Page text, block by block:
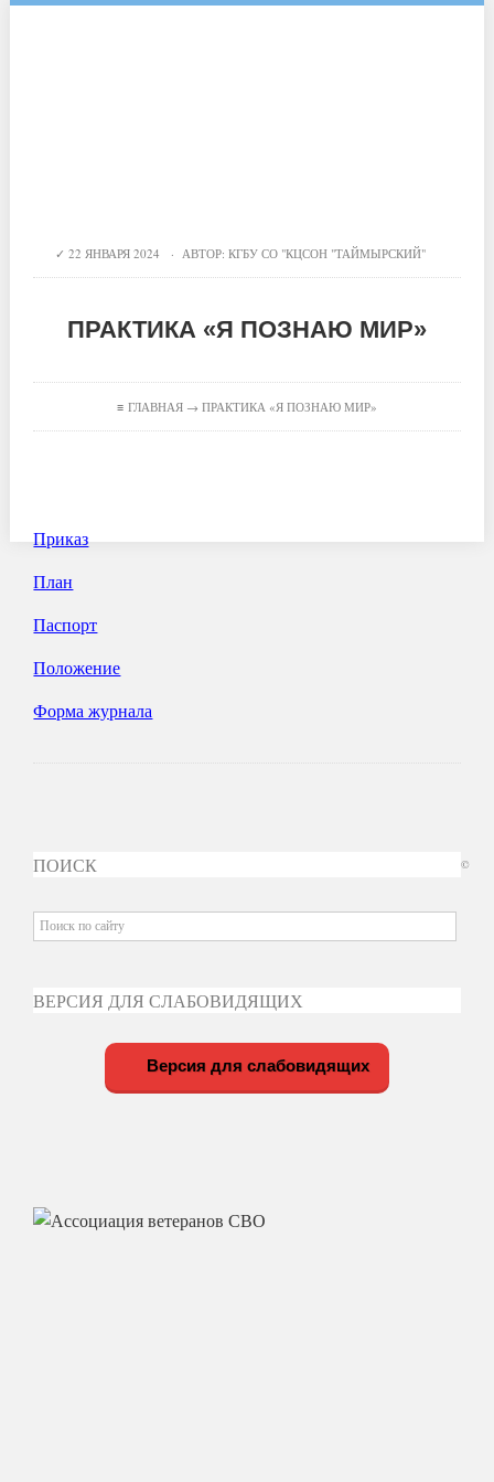
22 ЯНВАРЯ 2024 · АВТОР:КГБУ СО "КЦСОН "ТАЙМЫРСКИЙ"
ПРАКТИКА «Я ПОЗНАЮ МИР»
≡ ГЛАВНАЯ→ ПРАКТИКА «Я ПОЗНАЮ МИР»
Приказ
План
Паспорт
Положение
Форма журнала
ПОИСК
ВЕРСИЯ ДЛЯ СЛАБОВИДЯЩИХ
Версия для слабовидящих
©